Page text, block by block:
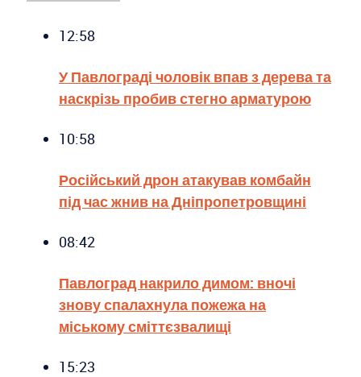
12:58
У Павлограді чоловік впав з дерева та
наскрізь пробив стегно арматурою
10:58
Російський дрон атакував комбайн
під час жнив на Дніпропетровщині
08:42
Павлоград накрило димом: вночі
знову спалахнула пожежа на
міському сміттєзвалищі
15:23